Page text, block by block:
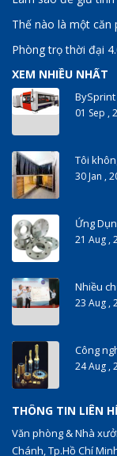
Thế nào là một căn
Phòng trọ thời đại
XEM NHIỀU NHẤT
01 Sep ,
Tôi
30 Jan ,
Ứng
21 Aug ,
Nhiều
23 Aug ,
Công
24 Aug ,
THÔNG TIN LIÊN
Văn phòng & Nhà
Chánh, Tp.Hồ Chí